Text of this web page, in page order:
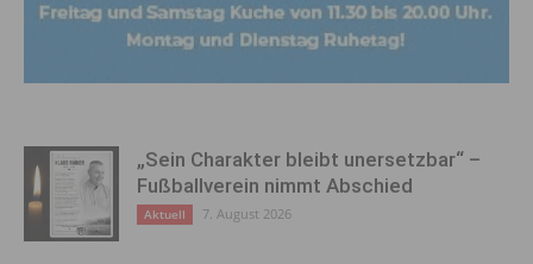
„Sein Charakter bleibt unersetzbar“ –
Fußballverein nimmt Abschied
Aktuell 7. August 2026